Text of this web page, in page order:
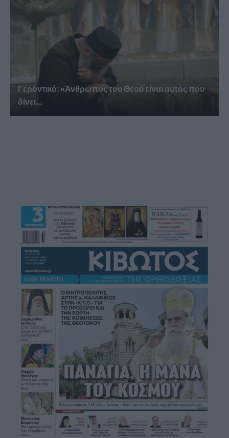
Γεροντικό: «Άνθρωπος του Θεού είναι αυτός που
δίνει...